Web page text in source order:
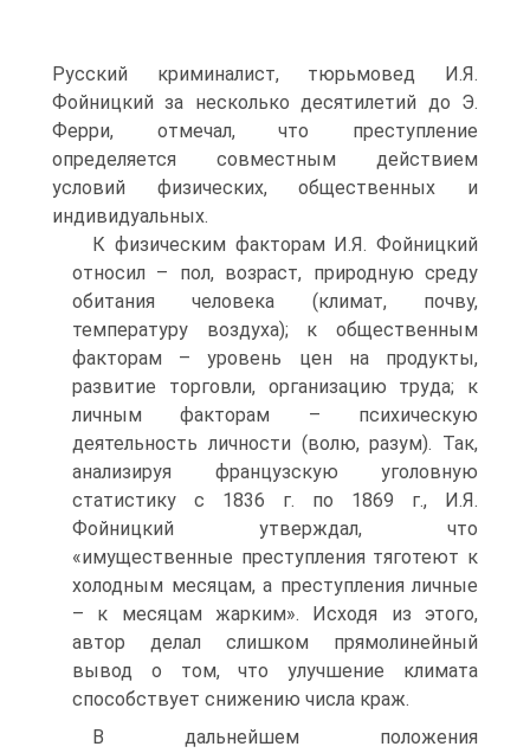
Русский криминалист, тюрьмовед И.Я.
Фойницкий за несколько десятилетий до Э.
Ферри, отмечал, что преступление
определяется совместным действием
условий физических, общественных и
индивидуальных.
К физическим факторам И.Я. Фойницкий
относил – пол, возраст, природную среду
обитания человека (климат, почву,
температуру воздуха); к общественным
факторам – уровень цен на продукты,
развитие торговли, организацию труда; к
личным факторам – психическую
деятельность личности (волю, разум). Так,
анализируя французскую уголовную
статистику с 1836 г. по 1869 г., И.Я.
Фойницкий утверждал, что
«имущественные преступления тяготеют к
холодным месяцам, а преступления личные
– к месяцам жарким». Исходя из этого,
автор делал слишком прямолинейный
вывод о том, что улучшение климата
способствует снижению числа краж.
В дальнейшем положения